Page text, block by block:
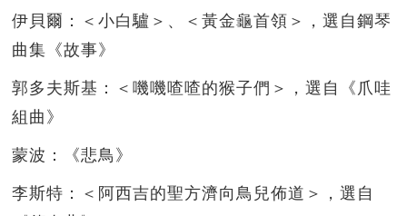
伊貝爾：＜小白驢＞、＜黃金龜首領＞，選自鋼琴
曲集《故事》
郭多夫斯基：＜嘰嘰喳喳的猴子們＞，選自《爪哇
組曲》
蒙波：《悲鳥》
李斯特：＜阿西吉的聖方濟向鳥兒佈道＞，選自